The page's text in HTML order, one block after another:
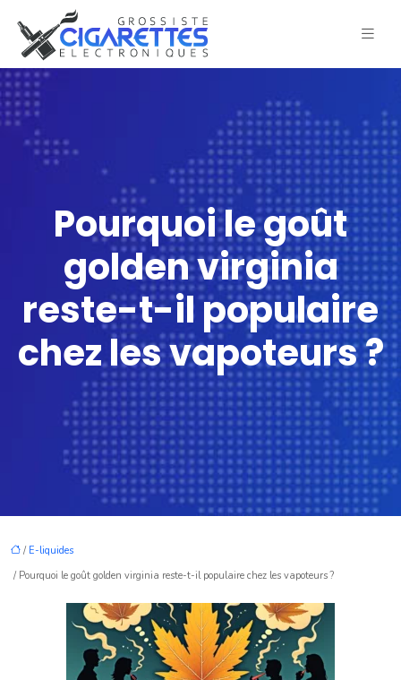
Pourquoi le goût
golden virginia
reste-t-il populaire
chez les vapoteurs ?
/ E-liquides
/ Pourquoi le goût golden virginia reste-t-il populaire chez les vapoteurs ?